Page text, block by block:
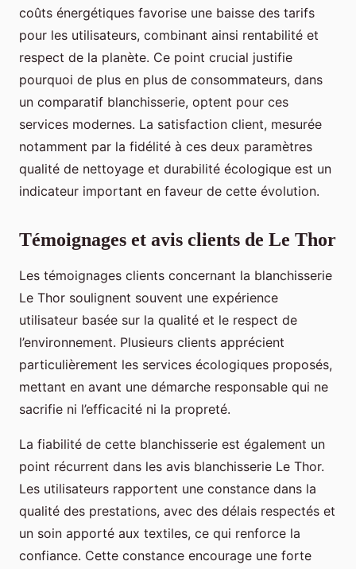
coûts énergétiques favorise une baisse des tarifs
pour les utilisateurs, combinant ainsi rentabilité et
respect de la planète. Ce point crucial justifie
pourquoi de plus en plus de consommateurs, dans
un comparatif blanchisserie, optent pour ces
services modernes. La satisfaction client, mesurée
notamment par la fidélité à ces deux paramètres
qualité de nettoyage et durabilité écologique est un
indicateur important en faveur de cette évolution.
Témoignages et avis clients de Le Thor
Les témoignages clients concernant la blanchisserie
Le Thor soulignent souvent une expérience
utilisateur basée sur la qualité et le respect de
l’environnement. Plusieurs clients apprécient
particulièrement les services écologiques proposés,
mettant en avant une démarche responsable qui ne
sacrifie ni l’efficacité ni la propreté.
La fiabilité de cette blanchisserie est également un
point récurrent dans les avis blanchisserie Le Thor.
Les utilisateurs rapportent une constance dans la
qualité des prestations, avec des délais respectés et
un soin apporté aux textiles, ce qui renforce la
confiance. Cette constance encourage une forte